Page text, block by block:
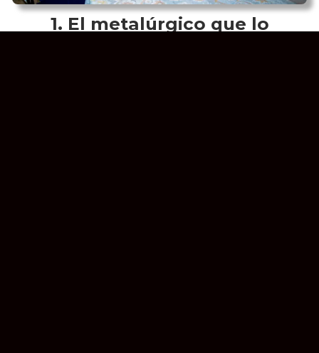
El metalúrgico que lo